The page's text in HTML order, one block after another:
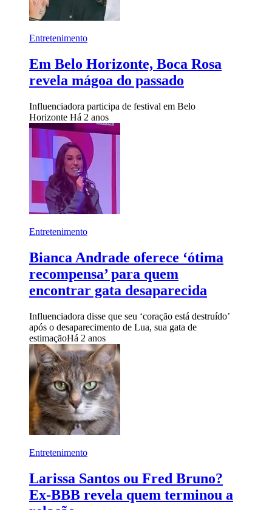
Entretenimento
Em Belo Horizonte, Boca Rosa
revela mágoa do passado
Influenciadora participa de festival em Belo
Horizonte Há 2 anos
Entretenimento
Bianca Andrade oferece ‘ótima
recompensa’ para quem
encontrar gata desaparecida
Influenciadora disse que seu ‘coração está destruído’
após o desaparecimento de Lua, sua gata de
estimaçãoHá 2 anos
Entretenimento
Larissa Santos ou Fred Bruno?
Ex-BBB revela quem terminou a